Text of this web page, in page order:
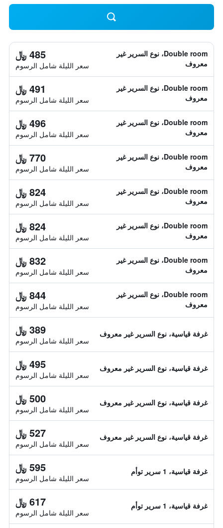
Double room، نوع السرير غير
معروف
485 ﷼
سعر الليلة شامل الرسوم
Double room، نوع السرير غير
معروف
491 ﷼
سعر الليلة شامل الرسوم
Double room، نوع السرير غير
معروف
496 ﷼
سعر الليلة شامل الرسوم
Double room، نوع السرير غير
معروف
770 ﷼
سعر الليلة شامل الرسوم
Double room، نوع السرير غير
معروف
824 ﷼
سعر الليلة شامل الرسوم
Double room، نوع السرير غير
معروف
824 ﷼
سعر الليلة شامل الرسوم
Double room، نوع السرير غير
معروف
832 ﷼
سعر الليلة شامل الرسوم
Double room، نوع السرير غير
معروف
844 ﷼
سعر الليلة شامل الرسوم
غرفة قياسية، نوع السرير غير معروف 389 ﷼
سعر الليلة شامل الرسوم
غرفة قياسية، نوع السرير غير معروف 495 ﷼
سعر الليلة شامل الرسوم
غرفة قياسية، نوع السرير غير معروف 500 ﷼
سعر الليلة شامل الرسوم
غرفة قياسية، نوع السرير غير معروف 527 ﷼
سعر الليلة شامل الرسوم
غرفة قياسية، 1 سرير توأم 595 ﷼
سعر الليلة شامل الرسوم
غرفة قياسية، 1 سرير توأم 617 ﷼
سعر الليلة شامل الرسوم